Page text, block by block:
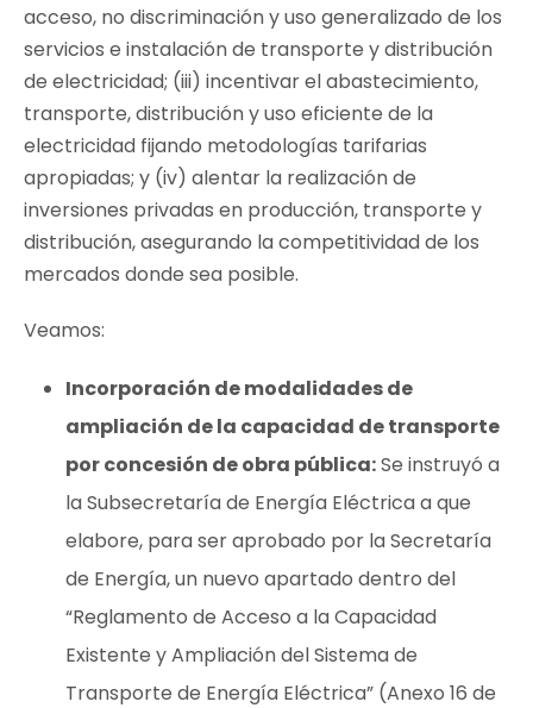
acceso, no discriminación y uso generalizado de los
servicios e instalación de transporte y distribución
de electricidad; (iii) incentivar el abastecimiento,
transporte, distribución y uso eficiente de la
electricidad fijando metodologías tarifarias
apropiadas; y (iv) alentar la realización de
inversiones privadas en producción, transporte y
distribución, asegurando la competitividad de los
mercados donde sea posible.
Veamos:
Incorporación de modalidades de
ampliación de la capacidad de transporte
por concesión de obra pública:Se instruyó a
la Subsecretaría de Energía Eléctrica a que
elabore, para ser aprobado por la Secretaría
de Energía, un nuevo apartado dentro del
“Reglamento de Acceso a la Capacidad
Existente y Ampliación del Sistema de
Transporte de Energía Eléctrica” (Anexo 16 de